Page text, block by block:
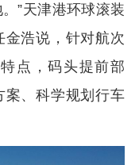
”天津港环球滚装
浩说，针对航次
点，码头提前部
案、科学规划行车